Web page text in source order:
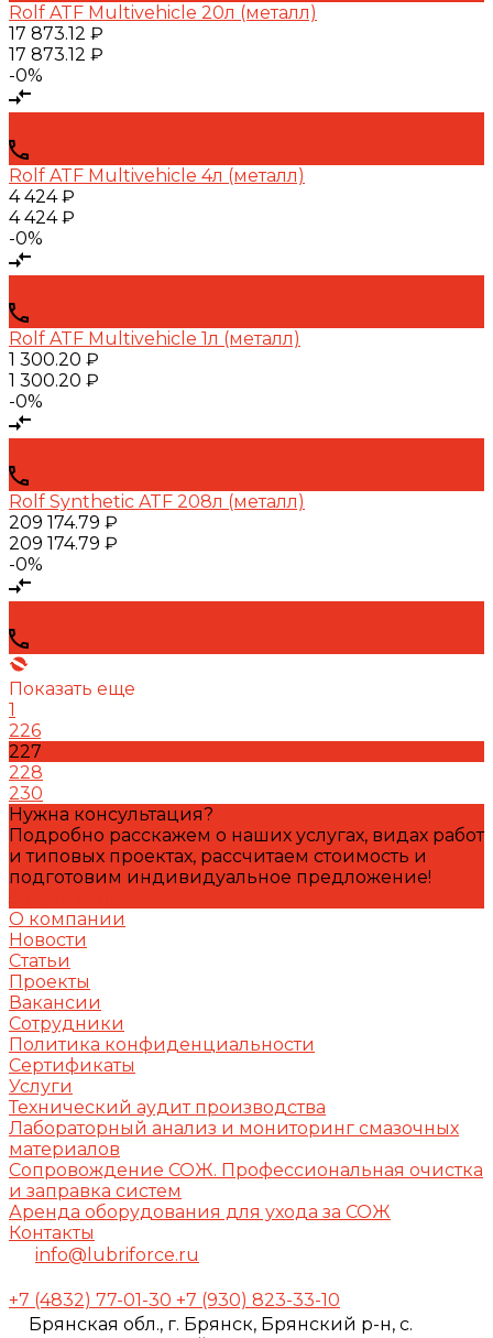
Rolf ATF Multivehicle 20л (металл)
17 873.12 ₽
17 873.12 ₽
-0%
Rolf ATF Multivehicle 4л (металл)
4 424 ₽
4 424 ₽
-0%
Rolf ATF Multivehicle 1л (металл)
1 300.20 ₽
1 300.20 ₽
-0%
Rolf Synthetic ATF 208л (металл)
209 174.79 ₽
209 174.79 ₽
-0%
Показать еще
1
226
227
228
230
Нужна консультация?
Подробно расскажем о наших услугах, видах работ
и типовых проектах, рассчитаем стоимость и
подготовим индивидуальное предложение!
О компании
Новости
Статьи
Проекты
Вакансии
Сотрудники
Политика конфиденциальности
Сертификаты
Услуги
Технический аудит производства
Лабораторный анализ и мониторинг смазочных
материалов
Сопровождение СОЖ. Профессиональная очистка
и заправка систем
Аренда оборудования для ухода за СОЖ
Контакты
info@lubriforce.ru
+7 (4832) 77-01-30 +7 (930) 823-33-10
Брянская обл., г. Брянск, Брянский р-н, с.